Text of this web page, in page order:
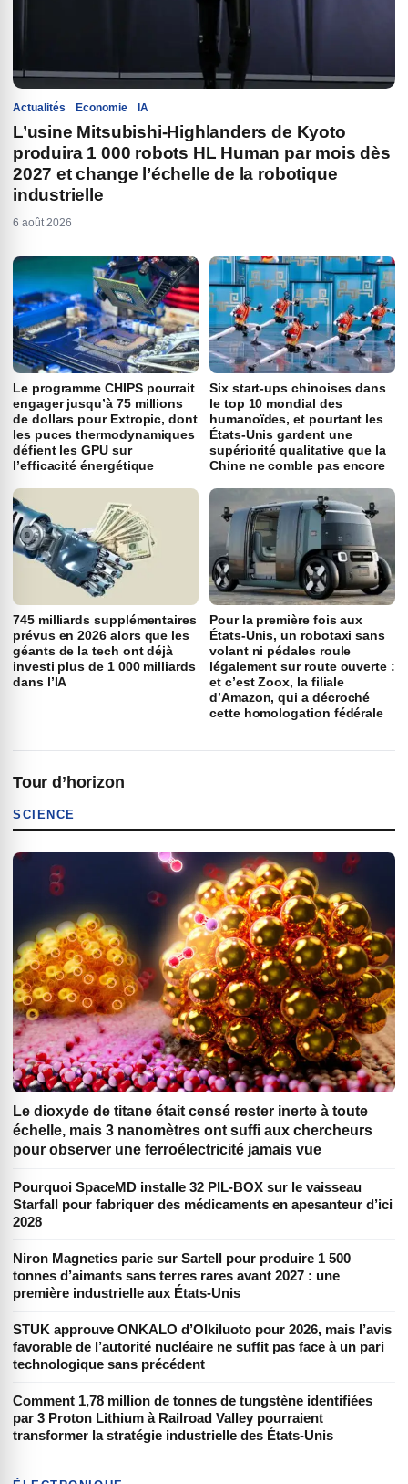
Actualités Economie IA
L’usine Mitsubishi-Highlanders de Kyoto
produira 1 000 robots HL Human par mois dès
2027 et change l’échelle de la robotique
industrielle
6 août 2026
Le programme CHIPS pourrait
engager jusqu’à 75 millions
de dollars pour Extropic, dont
les puces thermodynamiques
défient les GPU sur
l’efficacité énergétique
Six start-ups chinoises dans
le top 10 mondial des
humanoïdes, et pourtant les
États-Unis gardent une
supériorité qualitative que la
Chine ne comble pas encore
745 milliards supplémentaires
prévus en 2026 alors que les
géants de la tech ont déjà
investi plus de 1 000 milliards
dans l’IA
Pour la première fois aux
États-Unis, un robotaxi sans
volant ni pédales roule
légalement sur route ouverte :
et c’est Zoox, la filiale
d’Amazon, qui a décroché
cette homologation fédérale
Tour d’horizon
SCIENCE
Le dioxyde de titane était censé rester inerte à toute
échelle, mais 3 nanomètres ont suffi aux chercheurs
pour observer une ferroélectricité jamais vue
Pourquoi SpaceMD installe 32 PIL-BOX sur le vaisseau
Starfall pour fabriquer des médicaments en apesanteur d’ici
2028
Niron Magnetics parie sur Sartell pour produire 1 500
tonnes d’aimants sans terres rares avant 2027 : une
première industrielle aux États-Unis
STUK approuve ONKALO d’Olkiluoto pour 2026, mais l’avis
favorable de l’autorité nucléaire ne suffit pas face à un pari
technologique sans précédent
Comment 1,78 million de tonnes de tungstène identifiées
par 3 Proton Lithium à Railroad Valley pourraient
transformer la stratégie industrielle des États-Unis